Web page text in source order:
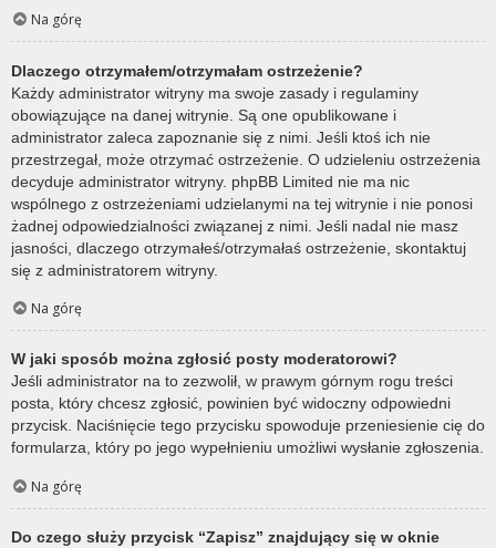
Na górę
Dlaczego otrzymałem/otrzymałam ostrzeżenie?
Każdy administrator witryny ma swoje zasady i regulaminy
obowiązujące na danej witrynie. Są one opublikowane i
administrator zaleca zapoznanie się z nimi. Jeśli ktoś ich nie
przestrzegał, może otrzymać ostrzeżenie. O udzieleniu ostrzeżenia
decyduje administrator witryny. phpBB Limited nie ma nic
wspólnego z ostrzeżeniami udzielanymi na tej witrynie i nie ponosi
żadnej odpowiedzialności związanej z nimi. Jeśli nadal nie masz
jasności, dlaczego otrzymałeś/otrzymałaś ostrzeżenie, skontaktuj
się z administratorem witryny.
Na górę
W jaki sposób można zgłosić posty moderatorowi?
Jeśli administrator na to zezwolił, w prawym górnym rogu treści
posta, który chcesz zgłosić, powinien być widoczny odpowiedni
przycisk. Naciśnięcie tego przycisku spowoduje przeniesienie cię do
formularza, który po jego wypełnieniu umożliwi wysłanie zgłoszenia.
Na górę
Do czego służy przycisk “Zapisz” znajdujący się w oknie